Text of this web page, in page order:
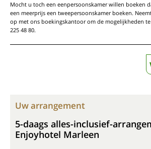
Mocht u toch een eenpersoonskamer willen boeken
een meerprijs een tweepersoonskamer boeken.
op met ons boekingskantoor om de mogelijkheden te
225 48 80.
Uw arrangement
5-daags alles-inclusief-
Enjoyhotel Marleen